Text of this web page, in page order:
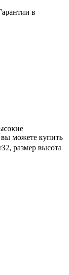
в
вы можете купить
размер высота